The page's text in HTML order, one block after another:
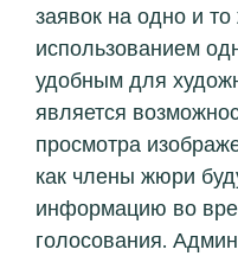
заявок на одно и
использованием
удобным для
является
просмотра
как члены жюри
информацию во
голосования.